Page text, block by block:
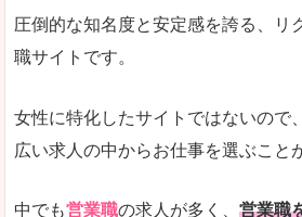
詳しい説明
女性でエンジニア職へ
エンジニア職の求人に
圧倒的な知名度と安定感を誇る、リ
職サイトです。
女性に特化したサイトではないので
広い求人の中からお仕事を選ぶこと
中でも営業職の求人が多く、 営業職